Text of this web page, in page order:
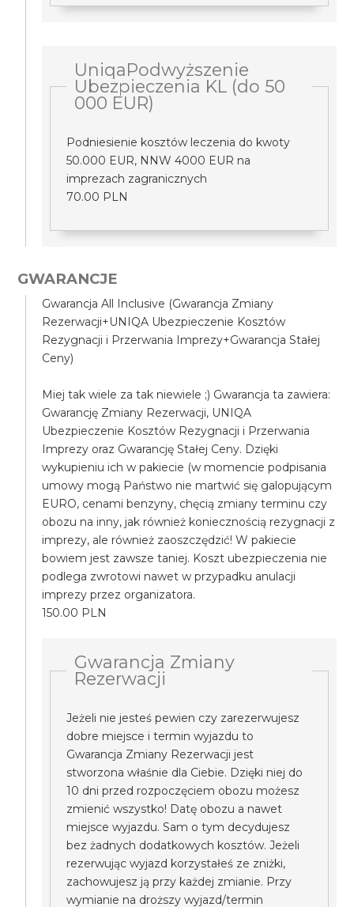
UniqaPodwyższenie
Ubezpieczenia KL (do 50
000 EUR)
Podniesienie kosztów leczenia do kwoty
50.000 EUR, NNW 4000 EUR na
imprezach zagranicznych
70.00 PLN
GWARANCJE
Gwarancja All Inclusive (Gwarancja Zmiany
Rezerwacji+UNIQA Ubezpieczenie Kosztów
Rezygnacji i Przerwania Imprezy+Gwarancja Stałej
Ceny)
Miej tak wiele za tak niewiele ;) Gwarancja ta zawiera:
Gwarancję Zmiany Rezerwacji, UNIQA
Ubezpieczenie Kosztów Rezygnacji i Przerwania
Imprezy oraz Gwarancję Stałej Ceny. Dzięki
wykupieniu ich w pakiecie (w momencie podpisania
umowy mogą Państwo nie martwić się galopującym
EURO, cenami benzyny, chęcią zmiany terminu czy
obozu na inny, jak również koniecznością rezygnacji z
imprezy, ale również zaoszczędzić! W pakiecie
bowiem jest zawsze taniej. Koszt ubezpieczenia nie
podlega zwrotowi nawet w przypadku anulacji
imprezy przez organizatora.
150.00 PLN
Gwarancja Zmiany
Rezerwacji
Jeżeli nie jesteś pewien czy zarezerwujesz
dobre miejsce i termin wyjazdu to
Gwarancja Zmiany Rezerwacji jest
stworzona właśnie dla Ciebie. Dzięki niej do
10 dni przed rozpoczęciem obozu możesz
zmienić wszystko! Datę obozu a nawet
miejsce wyjazdu. Sam o tym decydujesz
bez żadnych dodatkowych kosztów. Jeżeli
rezerwując wyjazd korzystałeś ze zniżki,
zachowujesz ją przy każdej zmianie. Przy
wymianie na droższy wyjazd/termin